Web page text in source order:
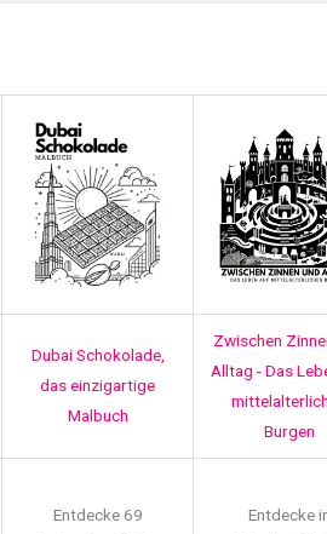
Dubai Schokolade,
das einzigartige
Malbuch
Zwischen
Alltag - Das
Burgen
Entdecke 69
Entdecke